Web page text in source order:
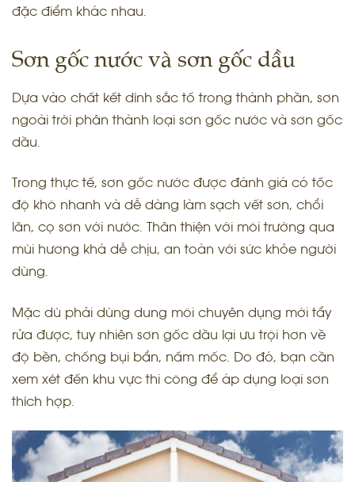
đặc điểm khác nhau.
Sơn gốc nước và sơn gốc dầu
Dựa vào chất kết dính sắc tố trong thành phần, sơn
ngoài trời phân thành loại sơn gốc nước và sơn gốc
dầu.
Trong thực tế, sơn gốc nước được đánh giá có tốc
độ khô nhanh và dễ dàng làm sạch vết sơn, chổi
lăn, cọ sơn với nước. Thân thiện với môi trường qua
mùi hương khá dễ chịu, an toàn với sức khỏe người
dùng.
Mặc dù phải dùng dung môi chuyên dụng mới tẩy
rửa được, tuy nhiên sơn gốc dầu lại ưu trội hơn về
độ bền, chống bụi bẩn, nấm mốc. Do đó, bạn cần
xem xét đến khu vực thi công để áp dụng loại sơn
thích hợp.